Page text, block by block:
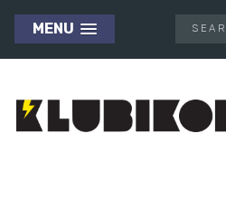
MENU